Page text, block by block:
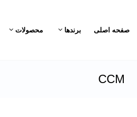
صفحه اصلی برندها محصولات
CCM